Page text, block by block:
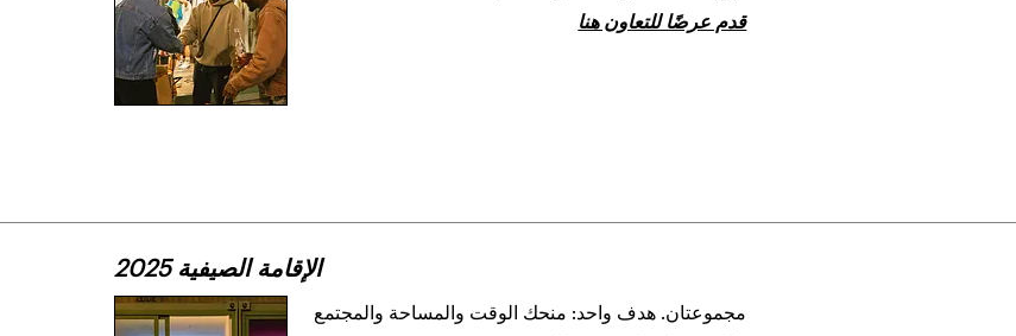
قدم عرضًا للتعاون هنا
الإقامة الصيفية 2025
مجموعتان. هدف واحد: منحك الوقت والمساحة والمجتمع